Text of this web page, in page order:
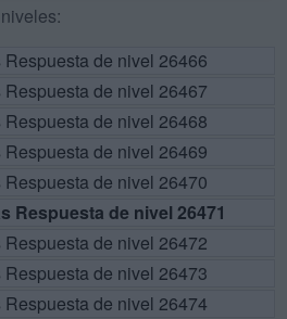
de nivel 26466
de nivel 26467
de nivel 26468
de nivel 26469
de nivel 26470
Respuesta de nivel 26471
de nivel 26472
de nivel 26473
de nivel 26474